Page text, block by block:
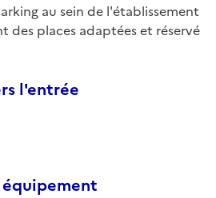
au sein de l'établissement
des places adaptées et réservé
l'entrée